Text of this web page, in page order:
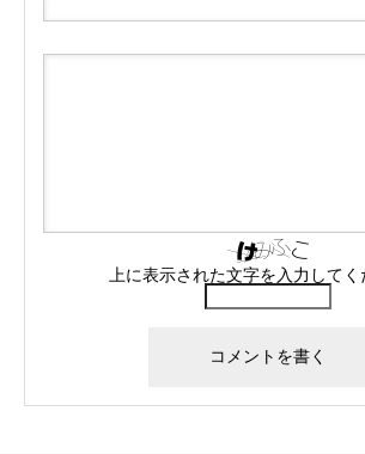
上に表示された文字を入力してく